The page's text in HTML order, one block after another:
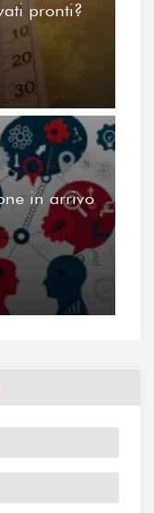
pronti?
in arrivo